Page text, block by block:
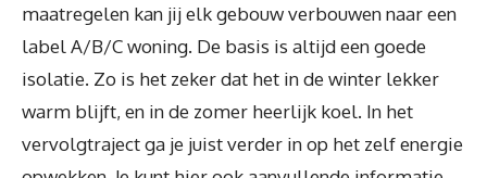
maatregelen kan jij elk gebouw verbouwen naar een
label A/B/C woning. De basis is altijd een goede
isolatie. Zo is het zeker dat het in de winter lekker
warm blijft, en in de zomer heerlijk koel. In het
vervolgtraject ga je juist verder in op het zelf energie